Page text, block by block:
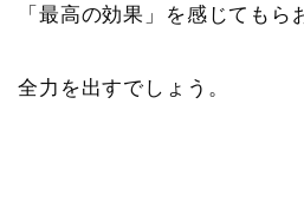
「最高の効果」を感じてもら
全力を出すでしょう。